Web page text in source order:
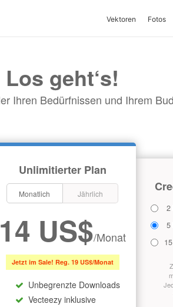
Vektoren Fotos
Los geht‘s!
Ihren Bedürfnissen und Ihrem
Unlimitierter Plan
Monatlich Jährlich
14 US$/Monat
Jetzt im Sale! Reg. 19 US$/Monat
Unbegrenzte Downloads
Vecteezy inklusive
2
5